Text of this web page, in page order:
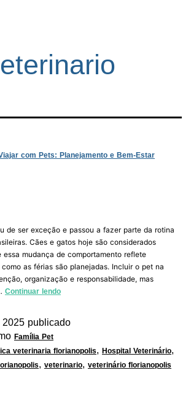
com Pets: Planejamento e Bem-Estar
de ser exceção e passou a fazer parte da rotina
Cães e gatos hoje são considerados
essa mudança de comportamento reflete
as férias são planejadas. Incluir o pet na
organização e responsabilidade, mas
Continuar lendo
2025 publicado
Família Pet
veterinaria florianopolis, Hospital Veterinário,
, veterinario, veterinário florianopolis